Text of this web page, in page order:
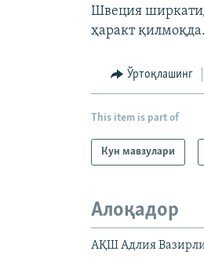
Швеция
ҳаракт қилмоқда.
Ўртоқлашинг
This item is part of
Кун мавзулари
Алоқадор
АҚШ Адлия